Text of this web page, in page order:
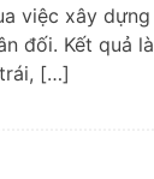
việc xây
đối. Kết quả
[…]